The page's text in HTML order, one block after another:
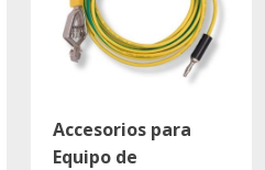
Accesorios para
Equipo de